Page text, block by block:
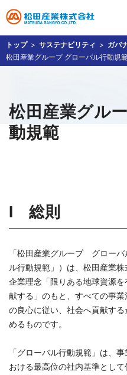
トップ サステナビリティ
ガバ
松田産業グループ グローバル行動規
松田産業グル
動規範
Ⅰ 総則
「松田産業グループ グロー
ル行動規範」）は、松田産業
企業理念「限りある地球資源
献する」のもと、すべての事
の良心に従い、社会へ貢献す
めるものです。
「グローバル行動規範」は、
おける最高位の社内基準とし